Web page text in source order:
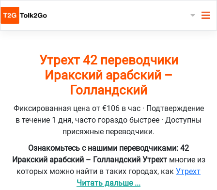
Утрехт 42 переводчики
Иракский арабский –
Голландский
Фиксированная цена от €106 в час · Подтверждение
в течение 1 дня, часто гораздо быстрее · Доступны
присяжные переводчики.
Ознакомьтесь с нашими переводчиками: 42
Иракский арабский – Голландский Утрехт многие из
которых можно найти в таких городах, как Утрехт
Читать дальше ...